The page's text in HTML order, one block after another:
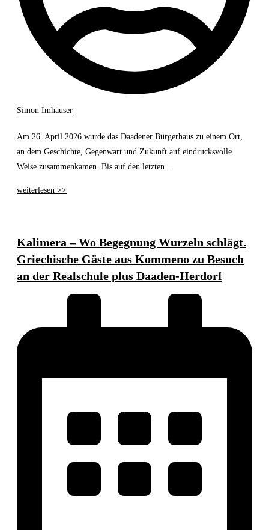
Simon Imhäuser
Am 26. April 2026 wurde das Daadener Bürgerhaus zu einem Ort,
an dem Geschichte, Gegenwart und Zukunft auf eindrucksvolle
Weise zusammenkamen. Bis auf den letzten...
weiterlesen >>
Kalimera – Wo Begegnung Wurzeln schlägt.
Griechische Gäste aus Kommeno zu Besuch
an der Realschule plus Daaden-Herdorf